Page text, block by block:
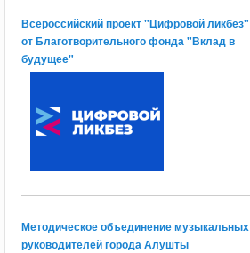
Всероссийский проект "Цифровой ликбез"
от Благотворительного фонда "Вклад в
будущее"
Методическое объединение музыкальных
руководителей города Алушты